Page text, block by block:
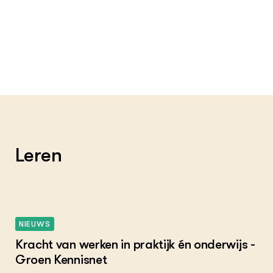
Leren
NIEUWS
Kracht van werken in praktijk én onderwijs -
Groen Kennisnet